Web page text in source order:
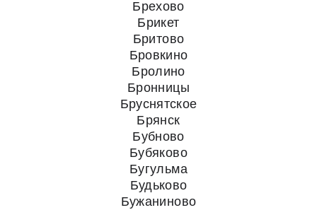
Брехово
Брикет
Бритово
Бровкино
Бролино
Бронницы
Бруснятское
Брянск
Бубново
Бубяково
Бугульма
Будьково
Бужаниново